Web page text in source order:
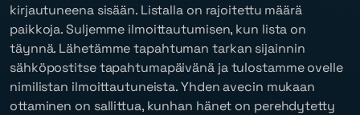
kirjautuneena sisään. Listalla on rajoitettu määrä
paikkoja. Suljemme ilmoittautumisen, kun lista on
täynnä. Lähetämme tapahtuman tarkan sijainnin
sähköpostitse tapahtumapäivänä ja tulostamme ovelle
nimilistan ilmoittautuneista. Yhden avecin mukaan
ottaminen on sallittua, kunhan hänet on perehdytetty